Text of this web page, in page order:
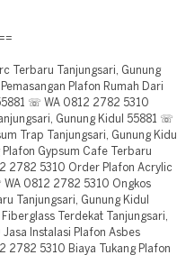
Terbaru Tanjungsari, Gunung
Plafon Rumah Dari
☏ WA 0812 2782 5310
Gunung Kidul 55881 ☏
Trap Tanjungsari, Gunung Kidul
Gypsum Cafe Terbaru
2782 5310 Order Plafon Acrylic
WA 0812 2782 5310 Ongkos
Tanjungsari, Gunung Kidul
Terdekat Tanjungsari,
Instalasi Plafon Asbes
2782 5310 Biaya Tukang Plafon